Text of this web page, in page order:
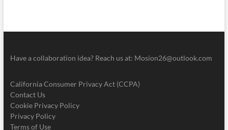
Have a collaboration idea? Reach us at: Mosion26@outlook.com
California Consumer Privacy Act (CCPA)
Contact Us
Cookie Privacy Policy
Privacy Policy
Terms of Use